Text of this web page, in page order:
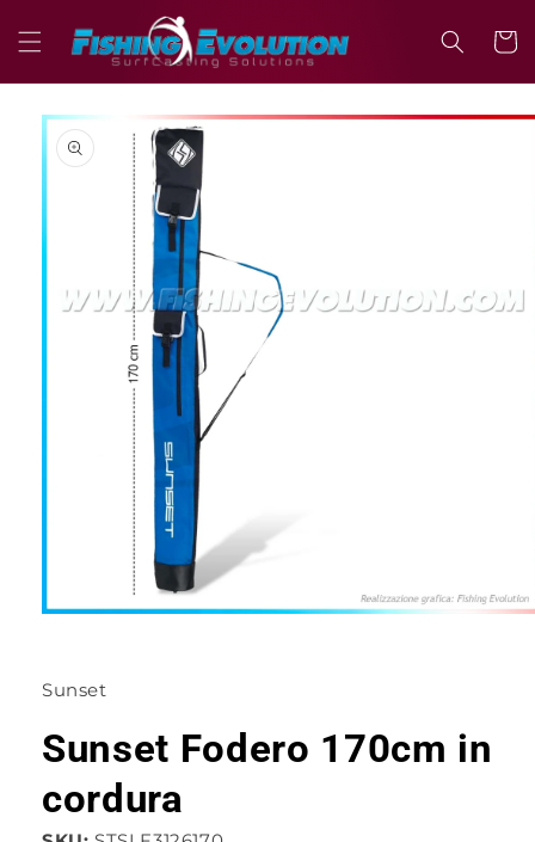
direttamente
ai contenuti
Passa alle
informazioni
sul prodotto
in
Sunset
Sunset Fodero 170cm in
cordura